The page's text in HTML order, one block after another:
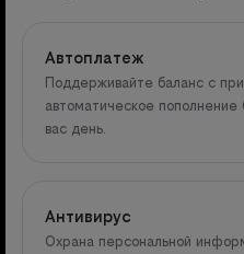
Автоплатеж
Поддерживайте баланс с
автоматическое
вас день.
Антивирус
Охрана персональной